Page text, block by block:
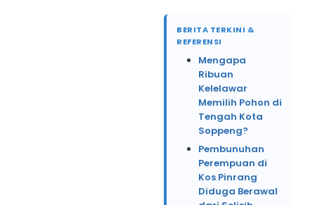
BERITA TERKINI &
REFERENSI
Mengapa
Ribuan
Kelelawar
Memilih Pohon di
Tengah Kota
Soppeng?
Pembunuhan
Perempuan di
Kos Pinrang
Diduga Berawal